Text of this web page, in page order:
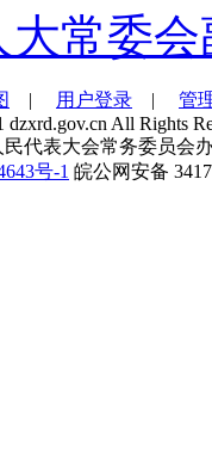
大常委
| 用户登录 | 管
All Rights
代表大会常务委员会
号-1 皖公网安备